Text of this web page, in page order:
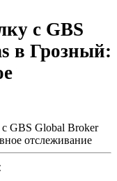
с GBS
в Грозный:
GBS Global Broker
отслеживание